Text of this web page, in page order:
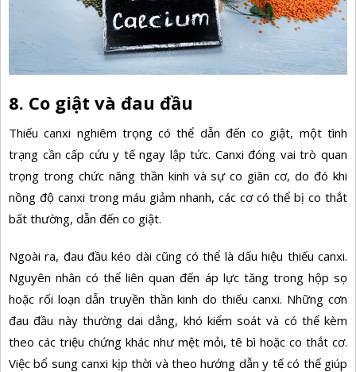
8. Co giật và đau đầu
Thiếu canxi nghiêm trọng có thể dẫn đến co giật, một tình
trạng cần cấp cứu y tế ngay lập tức. Canxi đóng vai trò quan
trọng trong chức năng thần kinh và sự co giãn cơ, do đó khi
nồng độ canxi trong máu giảm nhanh, các cơ có thể bị co thắt
bất thường, dẫn đến co giật.
Ngoài ra, đau đầu kéo dài cũng có thể là dấu hiệu thiếu canxi.
Nguyên nhân có thể liên quan đến áp lực tăng trong hộp sọ
hoặc rối loạn dẫn truyền thần kinh do thiếu canxi. Những cơn
đau đầu này thường dai dẳng, khó kiểm soát và có thể kèm
theo các triệu chứng khác như mệt mỏi, tê bì hoặc co thắt cơ.
Việc bổ sung canxi kịp thời và theo hướng dẫn y tế có thể giúp